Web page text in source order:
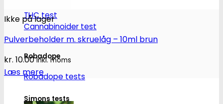
THC test
Cannabinoider test
Robadope
Robadope tests
Simons tests
Ikke på lager
Pulverbeholder m. skruelåg – 10ml brun
kr. 10.00 Inkl. moms
Læs mere